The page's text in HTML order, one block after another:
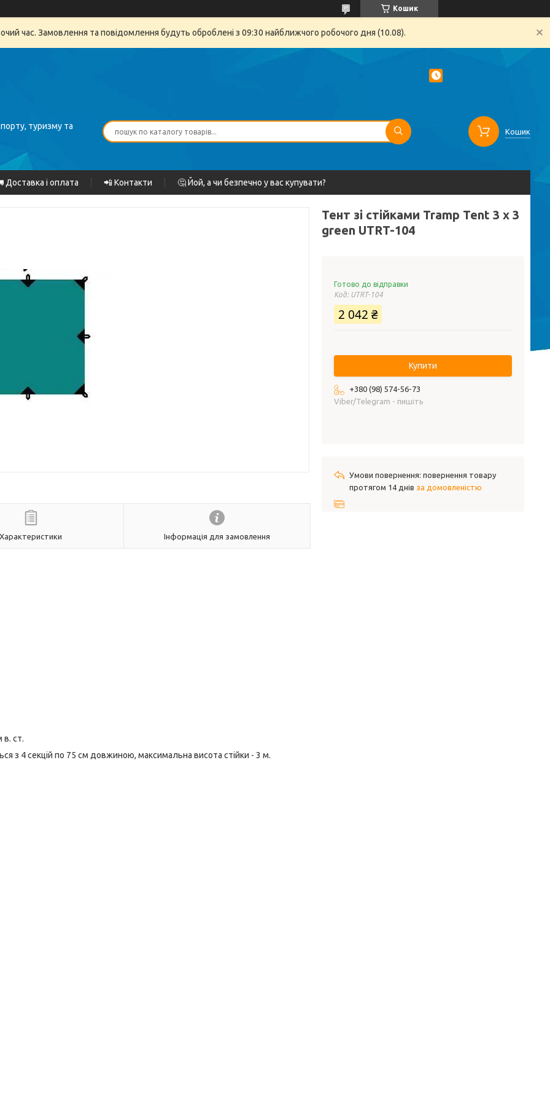
Кошик
час. Замовлення та повідомлення будуть оброблені з 09:30 найближчого робочого дня (10.08).
туризму та
Кошик
Доставка і оплата 📲 Контакти 🤔 Йой, а чи безпечно у вас купувати?
Характеристики Інформація для замовлення
в. ст.
з 4 секцій по 75 см довжиною, максимальна висота стійки - 3 м.
Тент зі стійками Tramp Tent 3 х 3
green UTRT-104
Готово до відправки
Код: UTRT-104
2 042 ₴
Купити
+380 (98) 574-56-73
Viber/Telegram - пишіть
повернення товару
протягом 14 днів за домовленістю